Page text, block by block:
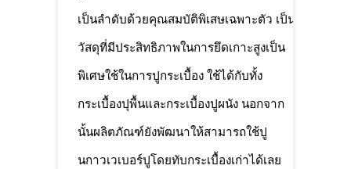
เป็นลำดับด้วยคุณสมบัติพิเสษเฉพาะตัว เป็น
วัสดุที่มีประสิทธิภาพในการยึดเกาะสูงเป็น
พิเศษใช้ในการปูกระเบื้อง ใช้ได้กับทั้ง
กระเบื้องปุพื้นและกระเบื้องปูผนัง นอกจาก
นั้นผลิตภัณฑ์ยังพัฒนาให้สามารถใช้ปู
นกาวเวเบอร์ปูโดยทับกระเบื้องเก่าได้เลย